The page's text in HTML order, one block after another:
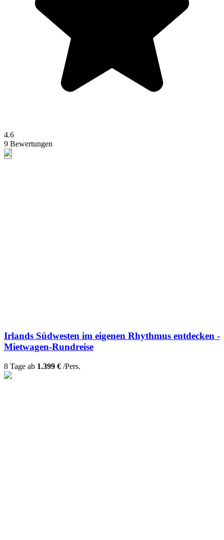
4.6
9 Bewertungen
Irlands Südwesten im eigenen Rhythmus entdecken -
Mietwagen-Rundreise
8 Tage ab 1.399 € /Pers.